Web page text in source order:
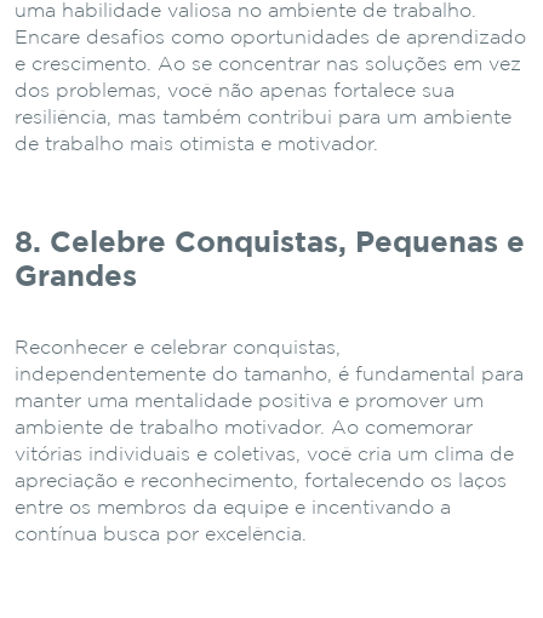
uma habilidade valiosa no ambiente de trabalho.
Encare desafios como oportunidades de aprendizado
e crescimento. Ao se concentrar nas soluções em vez
dos problemas, você não apenas fortalece sua
resiliência, mas também contribui para um ambiente
de trabalho mais otimista e motivador.
8. Celebre Conquistas, Pequenas e
Grandes
Reconhecer e celebrar conquistas,
independentemente do tamanho, é fundamental para
manter uma mentalidade positiva e promover um
ambiente de trabalho motivador. Ao comemorar
vitórias individuais e coletivas, você cria um clima de
apreciação e reconhecimento, fortalecendo os laços
entre os membros da equipe e incentivando a
contínua busca por excelência.